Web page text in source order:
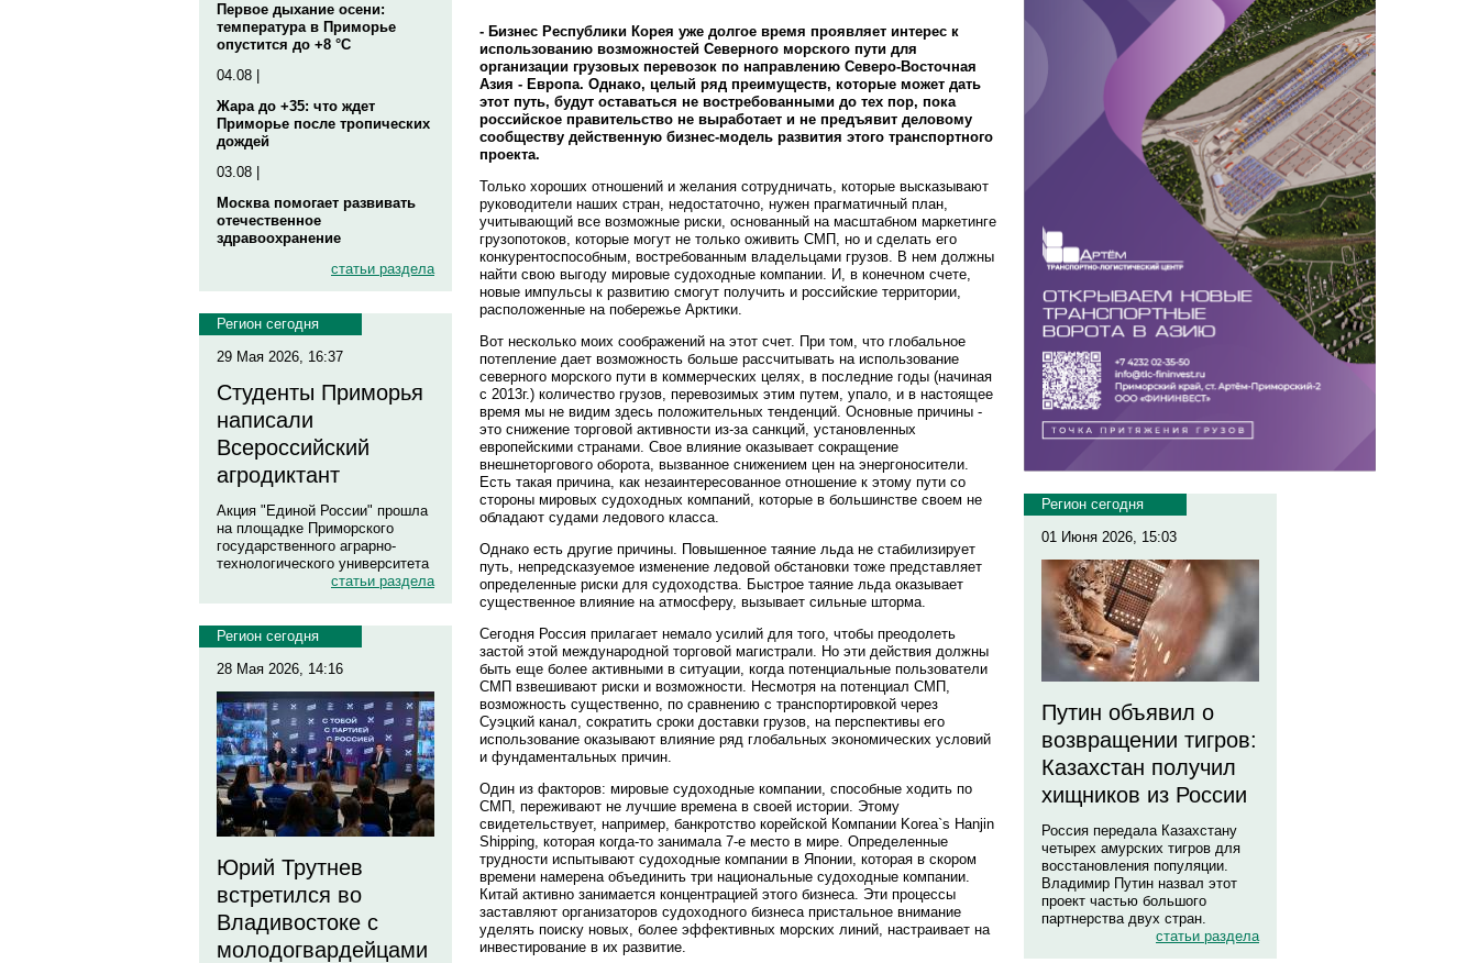
Первое дыхание осени:
температура в Приморье
опустится до +8 °C
04.08 |
Жара до +35: что ждет
Приморье после тропических
дождей
03.08 |
Москва помогает развивать
отечественное
здравоохранение
статьи раздела
Регион сегодня
29 Мая 2026, 16:37
Студенты Приморья
написали
Всероссийский
агродиктант
Акция "Единой России" прошла
на площадке Приморского
государственного аграрно-
технологического университета
статьи раздела
Регион сегодня
28 Мая 2026, 14:16
Юрий Трутнев
встретился во
Владивостоке с
молодогвардейцами
- Бизнес Республики Корея уже долгое время проявляет интерес к
использованию возможностей Северного морского пути для
организации грузовых перевозок по направлению Северо-Восточная
Азия - Европа. Однако, целый ряд преимуществ, которые может дать
этот путь, будут оставаться не востребованными до тех пор, пока
российское правительство не выработает и не предъявит деловому
сообществу действенную бизнес-модель развития этого транспортного
проекта.
Только хороших отношений и желания сотрудничать, которые высказывают
руководители наших стран, недостаточно, нужен прагматичный план,
учитывающий все возможные риски, основанный на масштабном маркетинге
грузопотоков, которые могут не только оживить СМП, но и сделать его
конкурентоспособным, востребованным владельцами грузов. В нем должны
найти свою выгоду мировые судоходные компании. И, в конечном счете,
новые импульсы к развитию смогут получить и российские территории,
расположенные на побережье Арктики.
Вот несколько моих соображений на этот счет. При том, что глобальное
потепление дает возможность больше рассчитывать на использование
северного морского пути в коммерческих целях, в последние годы (начиная
с 2013г.) количество грузов, перевозимых этим путем, упало, и в настоящее
время мы не видим здесь положительных тенденций. Основные причины -
это снижение торговой активности из-за санкций, установленных
европейскими странами. Свое влияние оказывает сокращение
внешнеторгового оборота, вызванное снижением цен на энергоносители.
Есть такая причина, как незаинтересованное отношение к этому пути со
стороны мировых судоходных компаний, которые в большинстве своем не
обладают судами ледового класса.
Однако есть другие причины. Повышенное таяние льда не стабилизирует
путь, непредсказуемое изменение ледовой обстановки тоже представляет
определенные риски для судоходства. Быстрое таяние льда оказывает
существенное влияние на атмосферу, вызывает сильные шторма.
Сегодня Россия прилагает немало усилий для того, чтобы преодолеть
застой этой международной торговой магистрали. Но эти действия должны
быть еще более активными в ситуации, когда потенциальные пользователи
СМП взвешивают риски и возможности. Несмотря на потенциал СМП,
возможность существенно, по сравнению с транспортировкой через
Суэцкий канал, сократить сроки доставки грузов, на перспективы его
использование оказывают влияние ряд глобальных экономических условий
и фундаментальных причин.
Один из факторов: мировые судоходные компании, способные ходить по
СМП, переживают не лучшие времена в своей истории. Этому
свидетельствует, например, банкротство корейской Компании Korea`s Hanjin
Shipping, которая когда-то занимала 7-е место в мире. Определенные
трудности испытывают судоходные компании в Японии, которая в скором
времени намерена объединить три национальные судоходные компании.
Китай активно занимается концентрацией этого бизнеса. Эти процессы
заставляют организаторов судоходного бизнеса пристальное внимание
уделять поиску новых, более эффективных морских линий, настраивает на
инвестирование в их развитие.
Регион сегодня
01 Июня 2026, 15:03
Путин объявил о
возвращении тигров:
Казахстан получил
хищников из России
Россия передала Казахстану
четырех амурских тигров для
восстановления популяции.
Владимир Путин назвал этот
проект частью большого
партнерства двух стран.
статьи раздела